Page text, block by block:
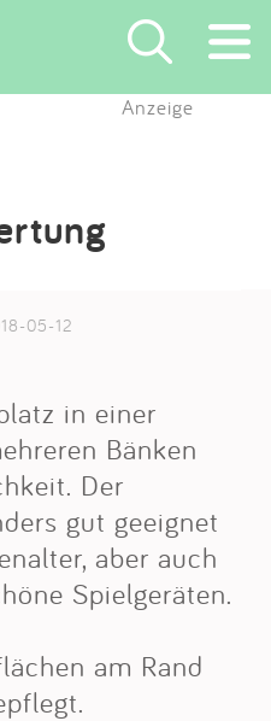
Anzeige
05-12
in einer
Bänken
Der
gut geeignet
aber auch
Spielgeräten.
am Rand